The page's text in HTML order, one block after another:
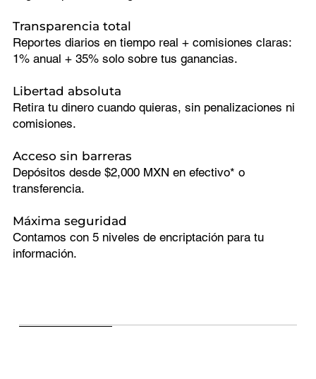
Transparencia total
Reportes diarios en tiempo real + comisiones claras:
1% anual + 35% solo sobre tus ganancias.
Libertad absoluta
Retira tu dinero cuando quieras, sin penalizaciones ni
comisiones.
Acceso sin barreras
Depósitos desde $2,000 MXN en efectivo* o
transferencia.
Máxima seguridad
Contamos con 5 niveles de encriptación para tu
información.